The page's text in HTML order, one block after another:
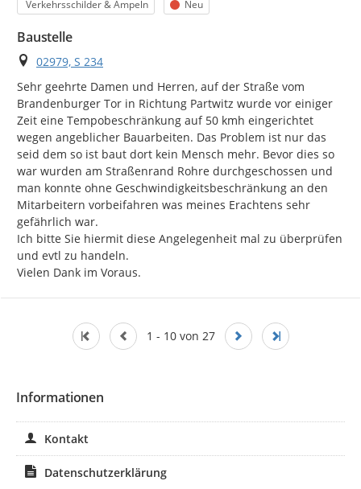
Kategorie
Verkehrsschilder & Ampeln Status
Neu
Baustelle
Ort
02979, S 234
Sehr geehrte Damen und Herren, auf der Straße vom
Brandenburger Tor in Richtung Partwitz wurde vor einiger
Zeit eine Tempobeschränkung auf 50 kmh eingerichtet
wegen angeblicher Bauarbeiten. Das Problem ist nur das
seid dem so ist baut dort kein Mensch mehr. Bevor dies so
war wurden am Straßenrand Rohre durchgeschossen und
man konnte ohne Geschwindigkeitsbeschränkung an den
Mitarbeitern vorbeifahren was meines Erachtens sehr
gefährlich war.
Ich bitte Sie hiermit diese Angelegenheit mal zu überprüfen
und evtl zu handeln.
Vielen Dank im Voraus.
1 - 10 von 27
Informationen
Kontakt
Datenschutzerklärung